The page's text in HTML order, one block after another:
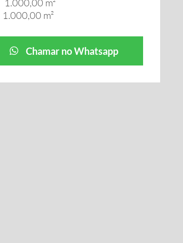
1.000,00 m²
1.000,00 m²
Chamar no Whatsapp